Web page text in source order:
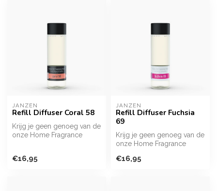
JANZEN
Refill Diffuser Coral 58
Krijg je geen genoeg van de
onze Home Fragrance
€16,95
JANZEN
Refill Diffuser Fuchsia
69
Krijg je geen genoeg van de
onze Home Fragrance
je j...
€16,95